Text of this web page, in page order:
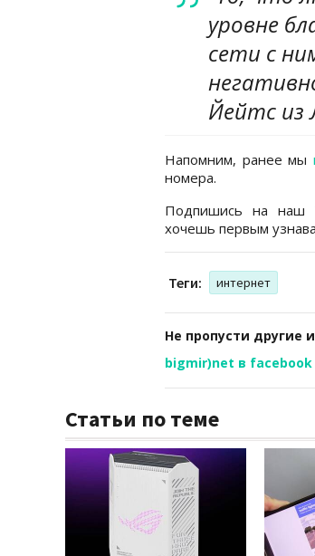
уровне
сети с
Йейтс из
Напомним, ранее мы
номера.
Подпишись на наш
хочешь первым
Теги: интернет
Не пропусти другие
bigmir)net в facebook
Статьи по теме